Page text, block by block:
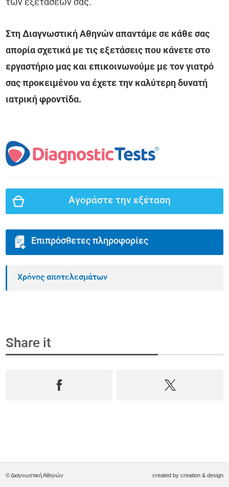
των εξετάσεων σας.
Στη Διαγνωστική Αθηνών απαντάμε σε κάθε σας
απορία σχετικά με τις εξετάσεις που κάνετε στο
εργαστήριο μας και επικοινωνούμε με τον γιατρό
σας προκειμένου να έχετε την καλύτερη δυνατή
ιατρική φροντίδα.
Αγοράστε την εξέταση
Επιπρόσθετες πληροφορίες
Χρόνος αποτελεσμάτων
Share it
© Διαγνωστική Αθηνών created by creation & design